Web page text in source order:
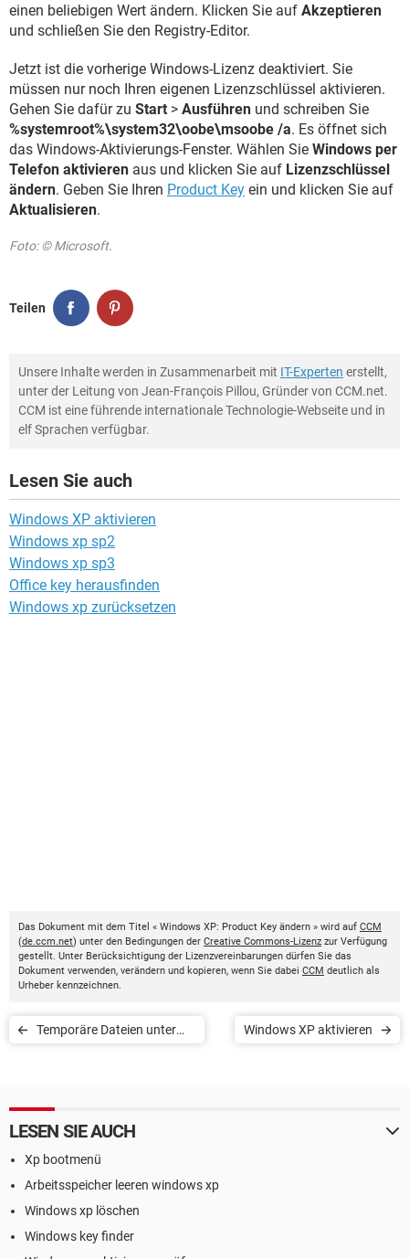
einen beliebigen Wert ändern. Klicken Sie auf Akzeptieren
und schließen Sie den Registry-Editor.
Jetzt ist die vorherige Windows-Lizenz deaktiviert. Sie
müssen nur noch Ihren eigenen Lizenzschlüssel aktivieren.
Gehen Sie dafür zu Start > Ausführen und schreiben Sie
%systemroot%\system32\oobe\msoobe /a. Es öffnet sich
das Windows-Aktivierungs-Fenster. Wählen Sie Windows per
Telefon aktivieren aus und klicken Sie auf Lizenzschlüssel
ändern. Geben Sie Ihren Product Key ein und klicken Sie auf
Aktualisieren.
Foto: © Microsoft.
Teilen
Unsere Inhalte werden in Zusammenarbeit mit IT-Experten erstellt,
unter der Leitung von Jean-François Pillou, Gründer von CCM.net.
CCM ist eine führende internationale Technologie-Webseite und in
elf Sprachen verfügbar.
Lesen Sie auch
Windows XP aktivieren
Windows xp sp2
Windows xp sp3
Office key herausfinden
Windows xp zurücksetzen
Das Dokument mit dem Titel « Windows XP: Product Key ändern » wird auf CCM
(de.ccm.net) unter den Bedingungen der Creative Commons-Lizenz zur Verfügung
gestellt. Unter Berücksichtigung der Lizenzvereinbarungen dürfen Sie das
Dokument verwenden, verändern und kopieren, wenn Sie dabei CCM deutlich als
Urheber kennzeichnen.
Temporäre Dateien unter
Windows XP aktivieren
LESEN SIE AUCH
Xp bootmenü
Arbeitsspeicher leeren windows xp
Windows xp löschen
Windows key finder